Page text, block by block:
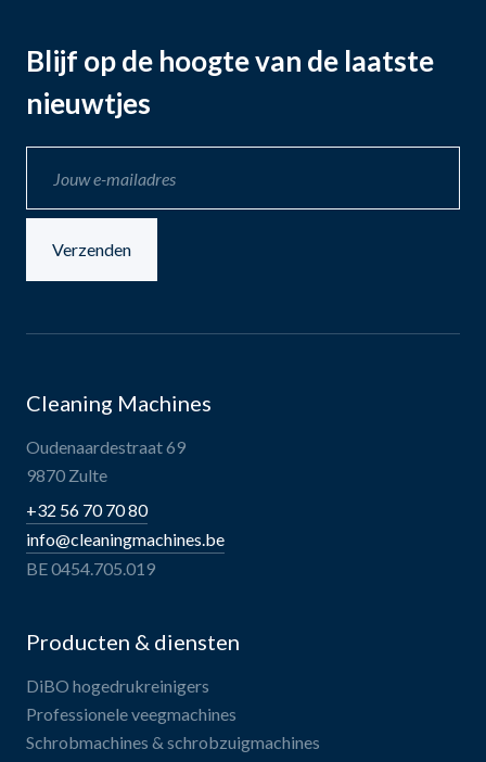
Blijf op de hoogte van de laatste
nieuwtjes
Verzenden
Cleaning Machines
Oudenaardestraat 69
9870 Zulte
+32 56 70 70 80
info@cleaningmachines.be
BE 0454.705.019
Producten & diensten
DiBO hogedrukreinigers
Professionele veegmachines
Schrobmachines & schrobzuigmachines